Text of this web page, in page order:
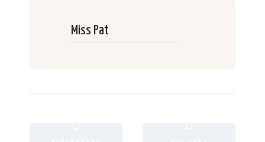
Miss Pat